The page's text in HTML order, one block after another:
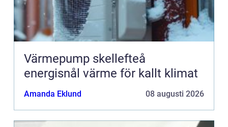
Värmepump skellefteå
energisnål värme för kallt klimat
Amanda Eklund 08 augusti 2026